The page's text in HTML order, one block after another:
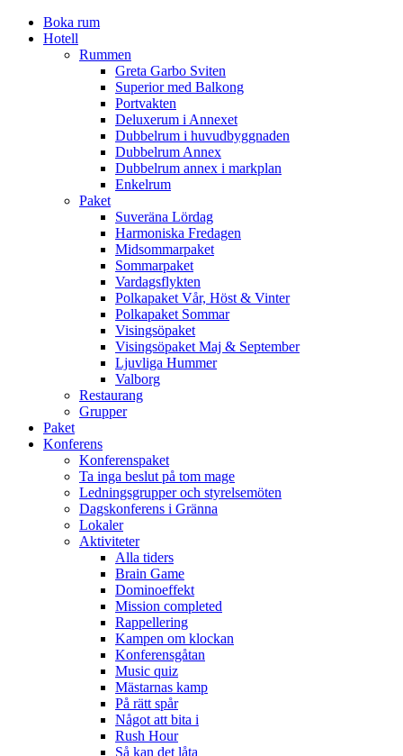
Boka rum
Hotell
Rummen
Greta Garbo Sviten
Superior med Balkong
Portvakten
Deluxerum i Annexet
Dubbelrum i huvudbyggnaden
Dubbelrum Annex
Dubbelrum annex i markplan
Enkelrum
Paket
Suveräna Lördag
Harmoniska Fredagen
Midsommarpaket
Sommarpaket
Vardagsflykten
Polkapaket Vår, Höst & Vinter
Polkapaket Sommar
Visingsöpaket
Visingsöpaket Maj & September
Ljuvliga Hummer
Valborg
Restaurang
Grupper
Paket
Konferens
Konferenspaket
Ta inga beslut på tom mage
Ledningsgrupper och styrelsemöten
Dagskonferens i Gränna
Lokaler
Aktiviteter
Alla tiders
Brain Game
Dominoeffekt
Mission completed
Rappellering
Kampen om klockan
Konferensgåtan
Music quiz
Mästarnas kamp
På rätt spår
Något att bita i
Rush Hour
Så kan det låta